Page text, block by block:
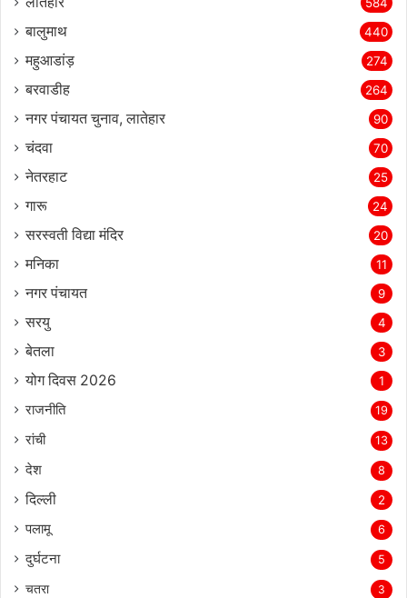
584
बालुमाथ 440
महुआडांड़ 274
बरवाडीह 264
नगर पंचायत चुनाव, लातेहार 90
चंदवा 70
नेतरहाट 25
गारू 24
सरस्‍वती विद्या मंदिर 20
मनिका 11
नगर पंचायत 9
सरयु 4
बेतला 3
योग दिवस 2026 1
राजनीति 19
रांची 13
देश 8
दिल्‍ली 2
पलामू 6
दुर्घटना 5
चतरा 3